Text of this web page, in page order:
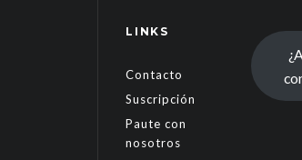
LINKS
Contacto
Suscripción
Paute con
nosotros